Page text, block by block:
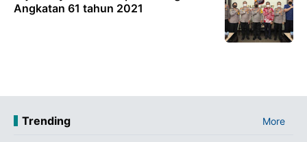
Angkatan 61 tahun 2021
Trending More